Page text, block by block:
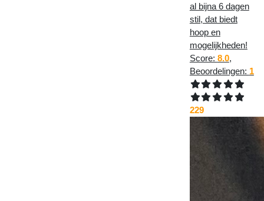
al bijna 6 dagen
stil, dat biedt
hoop en
mogelijkheden!
Score: 8.0,
Beoordelingen: 1
229